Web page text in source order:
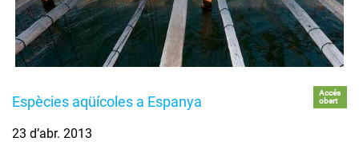
Espècies aqüícoles a Espanya
Accés
obert
23 d’abr. 2013